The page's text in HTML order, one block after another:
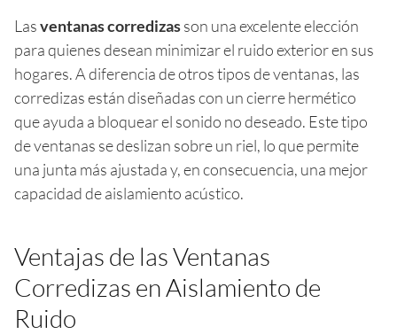
Lasventanas corredizasson una excelente elección
para quienes desean minimizar el ruido exterior en sus
hogares. A diferencia de otros tipos de ventanas, las
corredizas están diseñadas con un cierre hermético
que ayuda a bloquear el sonido no deseado. Este tipo
de ventanas se deslizan sobre un riel, lo que permite
una junta más ajustada y, en consecuencia, una mejor
capacidad de aislamiento acústico.
Ventajas de las Ventanas
Corredizas en Aislamiento de
Ruido